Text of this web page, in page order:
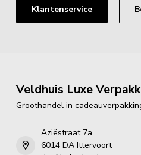
Klantenservice
Veldhuis Luxe
Groothandel in
Aziëstraat 7a
6014 DA Ittervoort